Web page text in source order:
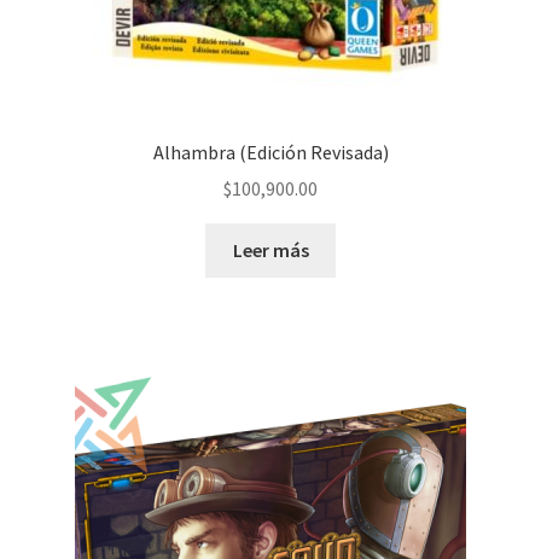
Alhambra (Edición Revisada)
$100,900.00
Leer más